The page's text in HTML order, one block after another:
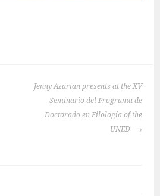
Jenny Azarian presents at the XV
Seminario del Programa de
Doctorado en Filología of the
UNED